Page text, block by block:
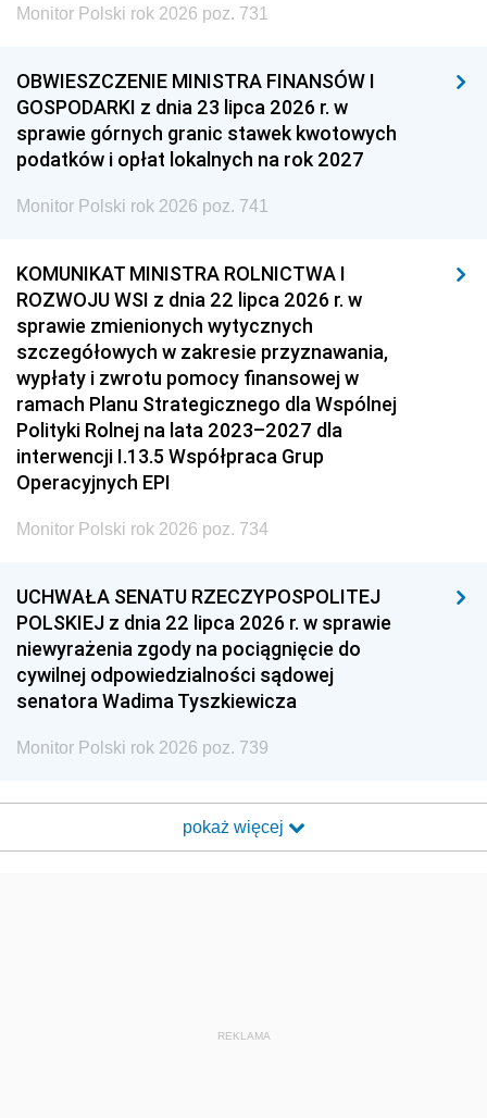
Monitor Polski rok 2026 poz. 731
OBWIESZCZENIE MINISTRA FINANSÓW I
GOSPODARKI z dnia 23 lipca 2026 r. w
sprawie górnych granic stawek kwotowych
podatków i opłat lokalnych na rok 2027
Monitor Polski rok 2026 poz. 741
KOMUNIKAT MINISTRA ROLNICTWA I
ROZWOJU WSI z dnia 22 lipca 2026 r. w
sprawie zmienionych wytycznych
szczegółowych w zakresie przyznawania,
wypłaty i zwrotu pomocy finansowej w
ramach Planu Strategicznego dla Wspólnej
Polityki Rolnej na lata 2023–2027 dla
interwencji I.13.5 Współpraca Grup
Operacyjnych EPI
Monitor Polski rok 2026 poz. 734
UCHWAŁA SENATU RZECZYPOSPOLITEJ
POLSKIEJ z dnia 22 lipca 2026 r. w sprawie
niewyrażenia zgody na pociągnięcie do
cywilnej odpowiedzialności sądowej
senatora Wadima Tyszkiewicza
Monitor Polski rok 2026 poz. 739
pokaż więcej
REKLAMA